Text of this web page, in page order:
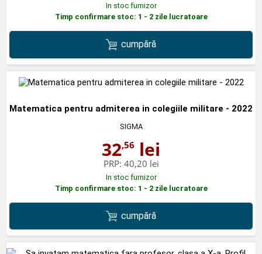
In stoc furnizor
Timp confirmare stoc: 1 - 2 zile lucratoare
cumpără
Matematica pentru admiterea in colegiile militare - 2022
SIGMA
32,56 lei
PRP: 40,20 lei
In stoc furnizor
Timp confirmare stoc: 1 - 2 zile lucratoare
cumpără